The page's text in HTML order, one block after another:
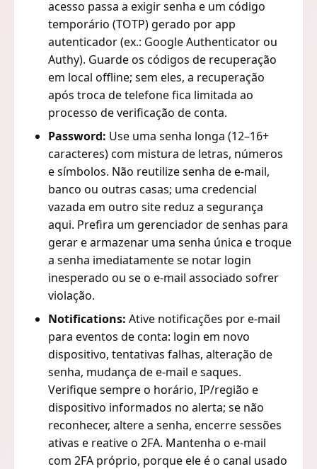
acesso passa a exigir senha e um código
temporário (TOTP) gerado por app
autenticador (ex.: Google Authenticator ou
Authy). Guarde os códigos de recuperação
em local offline; sem eles, a recuperação
após troca de telefone fica limitada ao
processo de verificação de conta.
Password: Use uma senha longa (12–16+
caracteres) com mistura de letras, números
e símbolos. Não reutilize senha de e-mail,
banco ou outras casas; uma credencial
vazada em outro site reduz a segurança
aqui. Prefira um gerenciador de senhas para
gerar e armazenar uma senha única e troque
a senha imediatamente se notar login
inesperado ou se o e-mail associado sofrer
violação.
Notifications: Ative notificações por e-mail
para eventos de conta: login em novo
dispositivo, tentativas falhas, alteração de
senha, mudança de e-mail e saques.
Verifique sempre o horário, IP/região e
dispositivo informados no alerta; se não
reconhecer, altere a senha, encerre sessões
ativas e reative o 2FA. Mantenha o e-mail
com 2FA próprio, porque ele é o canal usado